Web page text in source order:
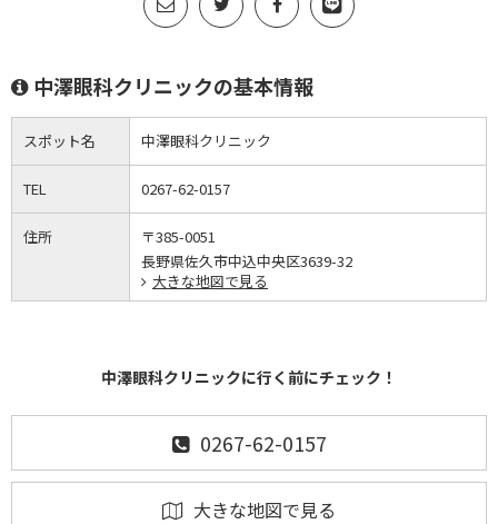
中澤眼科クリニックの基本情報
スポット名 中澤眼科クリニック
TEL 0267-62-0157
住所
〒385-0051
長野県佐久市中込中央区3639-32
大きな地図で見る
中澤眼科クリニックに行く前にチェック！
0267-62-0157
大きな地図で見る